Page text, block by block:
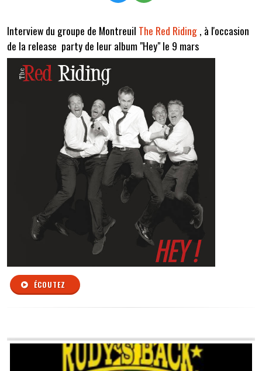
Interview du groupe de Montreuil The Red Riding, à l'occasion
de la release party de leur album "Hey" le 9 mars
ÉCOUTEZ